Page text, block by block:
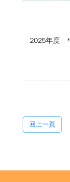
2025年度
回上一頁